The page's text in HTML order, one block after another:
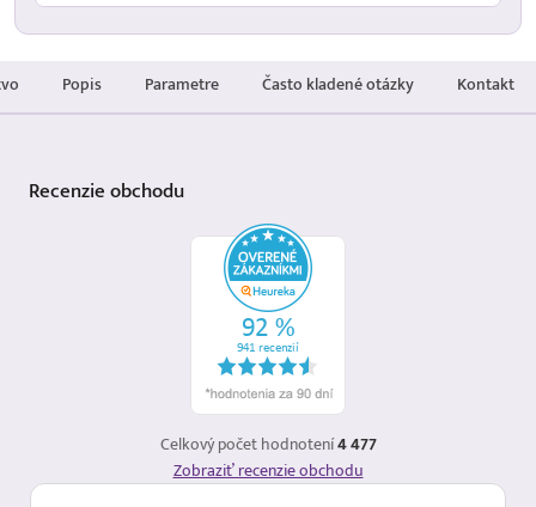
Popis Parametre Často kladené otázky Kontakt
Recenzieobchodu
Celkový počet hodnotení4 477
Zobraziť recenzie obchodu